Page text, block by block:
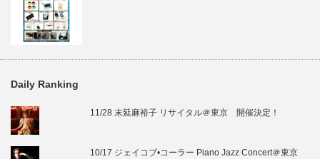
Daily Ranking
11/28 末延麻裕子 リサイタル＠東京 開催決定！
10/17 ジェイコブ•コーラー Piano Jazz Concert＠東京